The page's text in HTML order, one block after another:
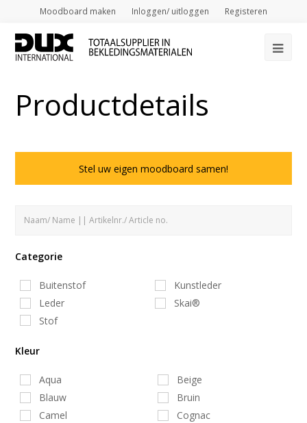
Moodboard maken Inloggen/ uitloggen Registeren
Productdetails
Stel uw eigen moodboard samen!
Categorie
Buitenstof
Kunstleder
Leder
Skai®
Stof
Kleur
Aqua
Beige
Blauw
Bruin
Camel
Cognac